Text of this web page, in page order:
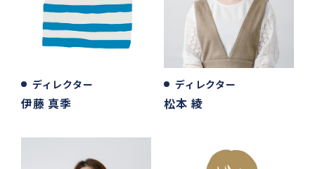
ディレクター
伊藤 真季
ディレクター
松本 綾